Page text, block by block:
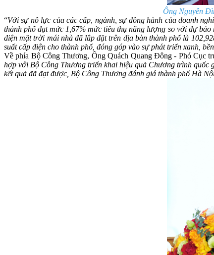
Ông Nguyễn
“Với sự nỗ lực của các cấp, ngành, sự đồng hành của doanh
thành phố đạt mức 1,67% mức tiêu thụ năng lượng so với dự
điện mặt trời mái nhà đã lắp đặt trên địa bàn thành phố là
suất cấp điện cho thành phố, đóng góp vào sự phát triển xanh,
Về phía Bộ Công Thương, Ông Quách Quang Đông - Phó Cục
hợp với Bộ Công Thương triển khai hiệu quả Chương trình quốc
kết quả đã đạt được, Bộ Công Thương đánh giá thành phố Hà